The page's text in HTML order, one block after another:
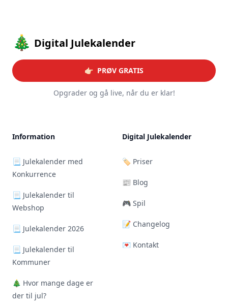
🎄 Digital Julekalender
👉🏻 PRØV GRATIS
Opgrader og gå live, når du er klar!
Information
📃 Julekalender med
Konkurrence
📃 Julekalender til
Webshop
📃 Julekalender 2026
📃 Julekalender til
Kommuner
🎄 Hvor mange dage er
der til jul?
Digital Julekalender
🏷️ Priser
📰 Blog
🎮 Spil
📝 Changelog
💌 Kontakt